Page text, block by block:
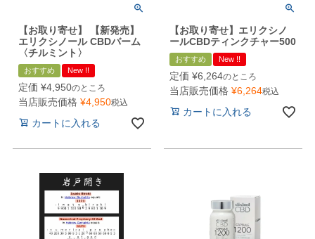
【お取り寄せ】 【新発売】
エリクシノール CBDバーム
〈チルミント〉
おすすめ New !!
定価 ¥4,950のところ
当店販売価格 ¥4,950税込
カートに入れる
【お取り寄せ】エリクシノ
ールCBDティンクチャー500
おすすめ New !!
定価 ¥6,264のところ
当店販売価格 ¥6,264税込
カートに入れる